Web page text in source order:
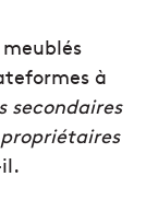
à
secondaires